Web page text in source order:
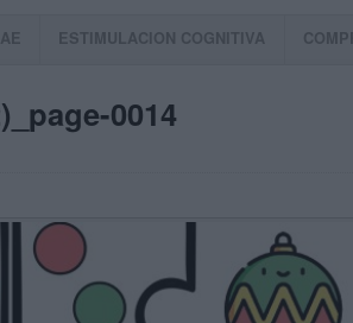
ESTIMULACION COGNITIVA
0014